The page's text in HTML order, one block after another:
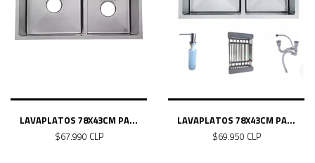
LAVAPLATOS 78X43CM PA...
$67.990 CLP
LAVAPLATOS 78X43CM PA...
$69.950 CLP